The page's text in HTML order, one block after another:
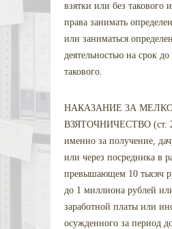
взятки или без такового
права занимать
или заниматься
деятельностью на срок
такового.
НАКАЗАНИЕ ЗА
ВЗЯТОЧНИЧЕСТВО (ст.
именно за получение,
или через посредника в
превышающем 10 тысяч
до 1 миллиона рублей
заработной платы или
осужденного за период